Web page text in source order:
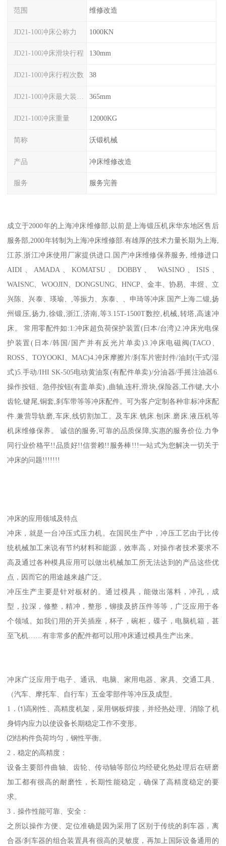
范围 维修改造
JD21-100冲床公称力 1000KN
JD21-100冲床滑块行程 130mm
JD21-100冲床行程次数 38
365mm
JD21-100冲床重量 12000KG
简称 沃锻机械
产品 冲床维修改造
服务 服务完善
成立于2000年的上海冲床维修部,以前是上海锻压机床华东地区售后
服务部,2000年转制为上海冲床维修部.有雄厚的技术力量长期为上海,
江苏.浙江冲床使用厂家提供进口.国产冲床维修保养服务, 维修进口
AIDI、AMADA、KOMATSU、DOBBY、 WASINO、ISIS、
WAISNC、WOOJIN、DONGSUNG、HNCP、金丰、协易、丰煜、立
兴陈、兴泰、瑛瑜、,等振力、东泰、、申琦等冲床.国产上海二锻,扬
州锻压,扬力,徐锻,浙江,济南,等3.15T-1500T数控,机械,转塔,高速冲
床。 常用零配件如:1:冲床超负荷保护装置(日本/台湾)2.冲床光电保
护装置(日本/韩国/国产并有反光片单卖)3.冲床电磁阀(TACO、
ROSS、TOYOOKI、MAC)4.冲床摩擦片/刹车片密封件/油封(干式/湿
式)5.手动/IHI SK-505电动黄油泵(有配件单卖)/分油器/手摇注油器6.
操作按钮、急停按钮(有盖单卖) ,曲轴,连杆,滑块,保险器,工作键,大小
齿轮,键尾,铜套,刹车带等等冲床配件。可为客户定制各种非标冲床配
件.兼营导轨磨,车床,线切割加工。及车床.铣床.刨床.磨床.液压机等
机床维修保养。 诚信的服务,可靠的品质保障,实惠的服务价位.力争
同行业价格平!!品质好!!信誉赖!!服务棒!!!一站式为您解决一切关于
冲床的问题!!!!!!!
冲床的应用领域及特点
冲床，就是一台冲压式压力机。在国民生产中，冲压工艺由于比传
统机械加工来说有节约材料和能源，效率高，对操作者技术要求不
高及通过各种模具应用可以做出机械加工所无法达到的产品这些优
点，因而它的用途越来越广泛。
冲压生产主要是针对板材的。通过模具，能做出落料，冲孔，成
型，拉深，修整，精冲，整形，铆接及挤压件等等，广泛应用于各
个领域。如我们用的开关插座，杯子，碗柜，碟子，电脑机箱，甚
至飞机……有非常多的配件都可以用冲床通过模具生产出来。
冲床广泛应用于电子、通讯、电脑、家用电器、家具、交通工具、
（汽车、摩托车、自行车）五金零部件等冲压及成型。
1．⑴高刚性、高精度机架，采用钢板焊接，并经热处理、消除了机
身锝内应力以使设备长期稳定工作不变形。
⑵结构件负荷均匀，钢性平衡。
2．稳定的高精度：
设备主要部件曲轴、齿轮、传动轴等部位均经硬化热处理后在研磨
加工都有很高的耐磨性，长期性能稳定，确保了高精度稳定的要
求。
3．操作性能可靠、安全：
之所以操作方便、定位准确是因为采用了区别于传统的刹车器，离
合器/刹车器的组合装置具有很高的灵敏度，再加上国际设备通用的